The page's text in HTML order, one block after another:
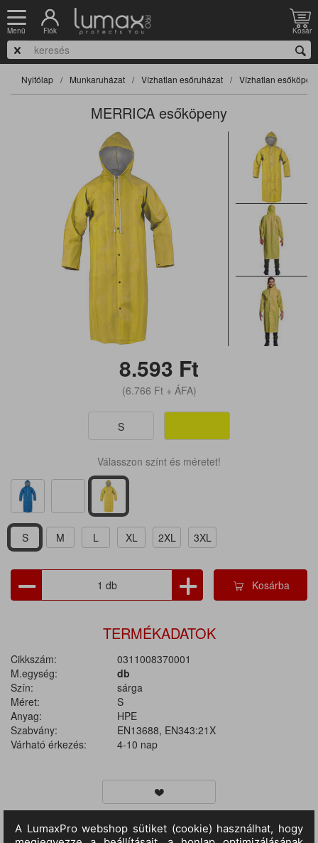
Menü Fiók Kosár
Nyitólap Munkaruházat Vízhatlan esőruházat Vízhatlan
MERRICA esőköpeny
8.593 Ft
(6.766 Ft+ ÁFA)
S
Válasszon színt és méretet!
S M L XL 2XL 3XL
Kosárba
TERMÉKADATOK
Cikkszám:
0311008370001
M.egység:
db
Szín:
sárga
Méret:
S
Anyag:
HPE
Szabvány:
EN13688, EN343:21X
Várható érkezés:
4-10 nap